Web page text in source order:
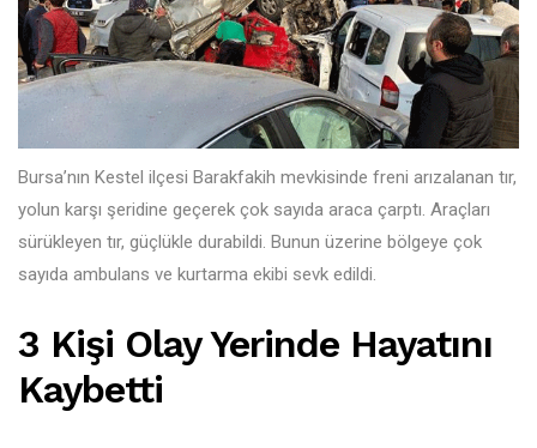
Bursa’nın Kestel ilçesi Barakfakih mevkisinde freni arızalanan tır,
yolun karşı şeridine geçerek çok sayıda araca çarptı. Araçları
sürükleyen tır, güçlükle durabildi. Bunun üzerine bölgeye çok
sayıda ambulans ve kurtarma ekibi sevk edildi.
3 Kişi Olay Yerinde Hayatını
Kaybetti